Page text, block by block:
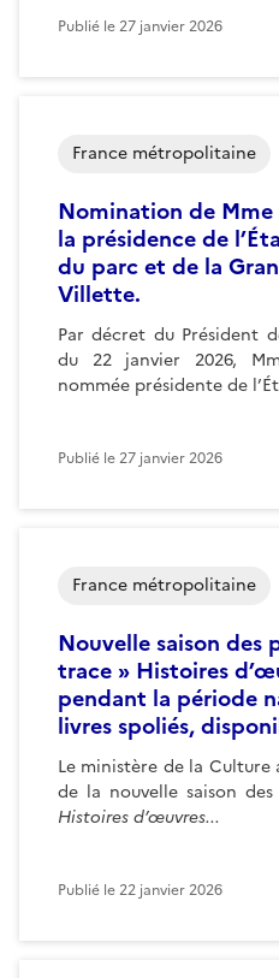
Publié le27 janvier 2026
Nomination de Mme
la présidence de
du parc et de la
Villette.
Par décret du Président
du 22 janvier 2026,
nommée présidente de
France métropolitaine
Publié le27 janvier 2026
Nouvelle saison des
trace » Histoires
pendant la période
livres spoliés,
Le ministère de la
de la nouvelle saison
Histoires d’œuvres...
France métropolitaine
Publié le22 janvier 2026